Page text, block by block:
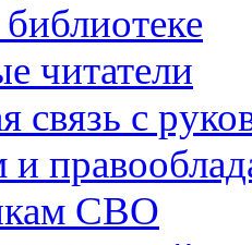
читатели
связь с
СВО